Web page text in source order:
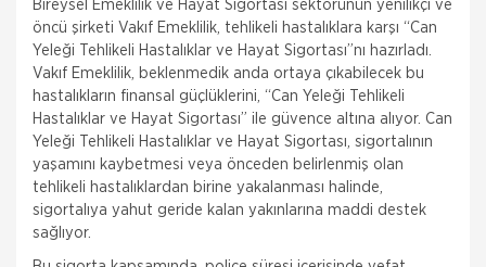
TEKLİF AL
Bireysel Emeklilik ve Hayat Sigortası sektörünün yenilikçi ve
öncü şirketi Vakıf Emeklilik, tehlikeli hastalıklara karşı “Can
Yeleği Tehlikeli Hastalıklar ve Hayat Sigortası”nı hazırladı.
Vakıf Emeklilik, beklenmedik anda ortaya çıkabilecek bu
hastalıkların finansal güçlüklerini, “Can Yeleği Tehlikeli
Hastalıklar ve Hayat Sigortası” ile güvence altına alıyor. Can
Yeleği Tehlikeli Hastalıklar ve Hayat Sigortası, sigortalının
yaşamını kaybetmesi veya önceden belirlenmiş olan
tehlikeli hastalıklardan birine yakalanması halinde,
sigortalıya yahut geride kalan yakınlarına maddi destek
sağlıyor.